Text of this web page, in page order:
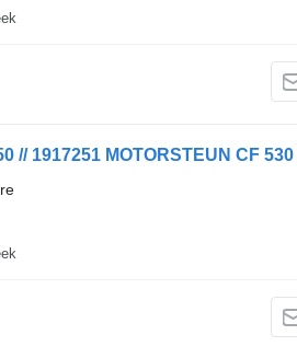
// 1917251 MOTORSTEUN CF